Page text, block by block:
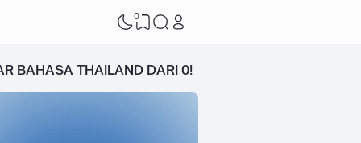
0
BAHASA THAILAND DARI 0!